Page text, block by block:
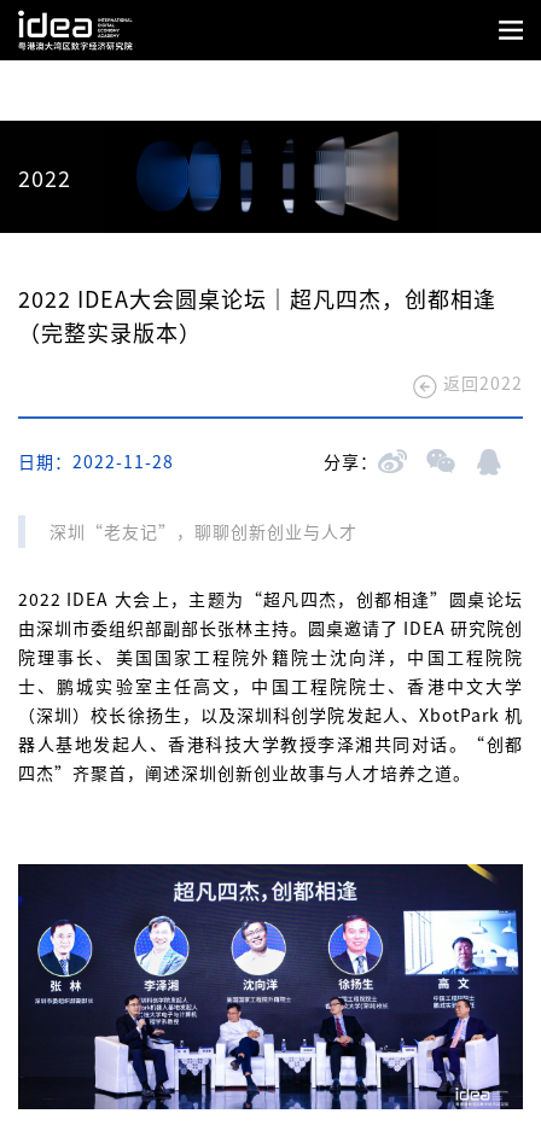
2022
2022 IDEA大会圆桌论坛｜超凡四杰，创都相逢
（完整实录版本）
返回2022
日期：2022-11-28 分享：
深圳“老友记”，聊聊创新创业与人才
2022 IDEA 大会上，主题为“超凡四杰，创都相逢”圆桌论坛
由深圳市委组织部副部长张林主持。圆桌邀请了 IDEA 研究院创
院理事长、美国国家工程院外籍院士沈向洋，中国工程院院
士、鹏城实验室主任高文，中国工程院院士、香港中文大学
（深圳）校长徐扬生，以及深圳科创学院发起人、XbotPark 机
器人基地发起人、香港科技大学教授李泽湘共同对话。“创都
四杰”齐聚首，阐述深圳创新创业故事与人才培养之道。